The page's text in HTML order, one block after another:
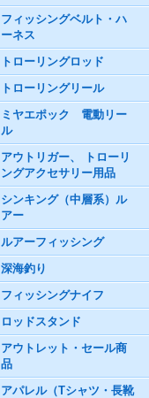
フィッシングベルト・ハ
ーネス
トローリングロッド
トローリングリール
ミヤエポック 電動リー
ル
アウトリガー、 トローリ
ングアクセサリー用品
シンキング（中層系）ル
アー
ルアーフィッシング
深海釣り
フィッシングナイフ
ロッドスタンド
アウトレット・セール商
品
アパレル（Tシャツ・長靴